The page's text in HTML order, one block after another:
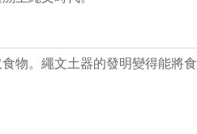
物。繩文土器的發明變得能將食